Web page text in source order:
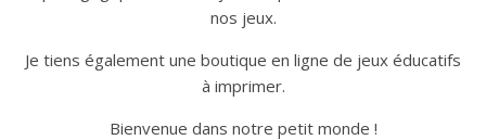
nos jeux.
Je tiens également une boutique en ligne de jeux éducatifs
à imprimer.
Bienvenue dans notre petit monde !